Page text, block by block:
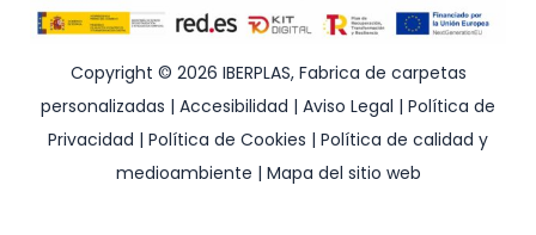
Copyright © 2026 IBERPLAS, Fabrica de carpetas
personalizadas | Accesibilidad | Aviso Legal | Política de
Privacidad | Política de Cookies | Política de calidad y
medioambiente | Mapa del sitio web